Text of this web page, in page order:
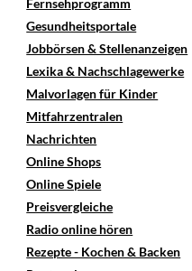
Fernsehprogramm
Gesundheitsportale
Jobbörsen & Stellenanzeigen
Lexika & Nachschlagewerke
Malvorlagen für Kinder
Mitfahrzentralen
Nachrichten
Online Shops
Online Spiele
Preisvergleiche
Radio online hören
Rezepte - Kochen & Backen